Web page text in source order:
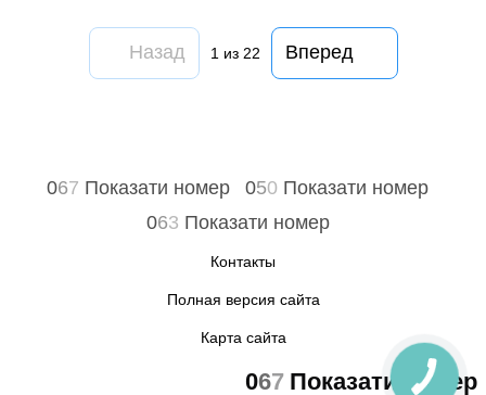
Назад 1 из 22 Вперед
067 Показати номер 050 Показати номер
063 Показати номер
Контакты
Полная версия сайта
Карта сайта
067 Показати номер